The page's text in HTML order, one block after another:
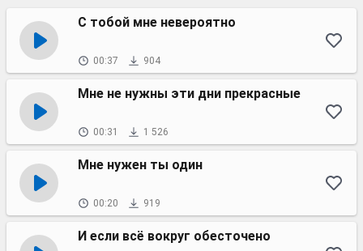
С тобой мне невероятно
00:37 904
Мне не нужны эти дни прекрасные
00:31 1 526
Мне нужен ты один
00:20 919
И если всё вокруг обесточено